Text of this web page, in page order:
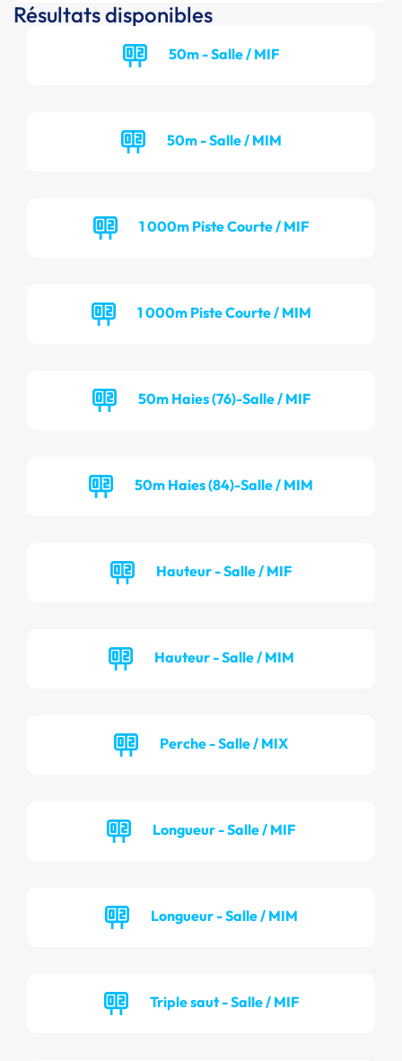
Résultats disponibles
50m - Salle / MIF
50m - Salle / MIM
1 000m Piste Courte / MIF
1 000m Piste Courte / MIM
50m Haies (76)-Salle / MIF
50m Haies (84)-Salle / MIM
Hauteur - Salle / MIF
Hauteur - Salle / MIM
Perche - Salle / MIX
Longueur - Salle / MIF
Longueur - Salle / MIM
Triple saut - Salle / MIF